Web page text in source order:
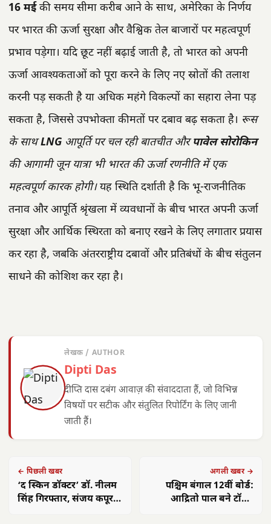
16 मईकी समय सीमा करीब आने के साथ, अमेरिका के निर्णय
पर भारत की ऊर्जा सुरक्षा और वैश्विक तेल बाजारों पर महत्वपूर्ण
प्रभाव पड़ेगा। यदि छूट नहीं बढ़ाई जाती है, तो भारत को अपनी
ऊर्जा आवश्यकताओं को पूरा करने के लिए नए स्रोतों की तलाश
करनी पड़ सकती है या अधिक महंगे विकल्पों का सहारा लेना पड़
सकता है, जिससे उपभोक्ता कीमतों पर दबाव बढ़ सकता है। रूस
के साथLNG आपूर्ति पर चल रही बातचीत औरपावेल सोरोकिन
की आगामी जून यात्रा भी भारत की ऊर्जा रणनीति में एक
महत्वपूर्ण कारक होगी।यह स्थिति दर्शाती है कि भू-राजनीतिक
तनाव और आपूर्ति श्रृंखला में व्यवधानों के बीच भारत अपनी ऊर्जा
सुरक्षा और आर्थिक स्थिरता को बनाए रखने के लिए लगातार प्रयास
कर रहा है, जबकि अंतरराष्ट्रीय दबावों और प्रतिबंधों के बीच संतुलन
साधने की कोशिश कर रहा है।
लेखक / AUTHOR
Dipti Das
दीप्ति दास दबंग आवाज़ की संवाददाता हैं, जो विभिन्न
विषयों पर सटीक और संतुलित रिपोर्टिंग के लिए जानी
जाती हैं।
← पिछली खबर
‘द स्किन डॉक्टर’ डॉ. नीलम
सिंह गिरफ्तार, संजय कपूर
अगली खबर →
पश्चिम बंगाल 12वीं बोर्ड:
आद्रितो पाल बने टॉपर,